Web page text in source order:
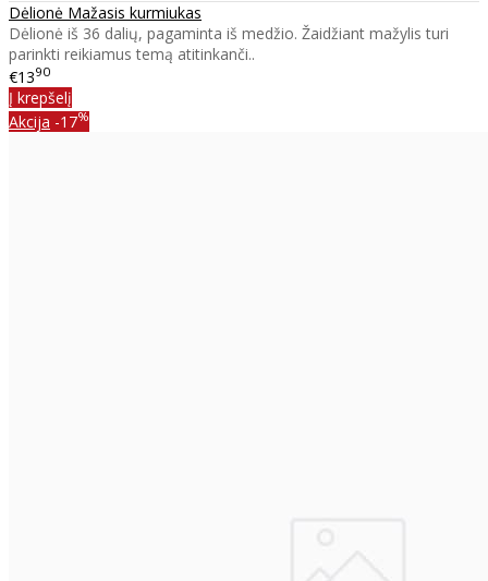
Dėlionė Mažasis kurmiukas
Dėlionė iš 36 dalių, pagaminta iš medžio. Žaidžiant mažylis turi
parinkti reikiamus temą atitinkanči..
€1390
Į krepšelį
Akcija -17%